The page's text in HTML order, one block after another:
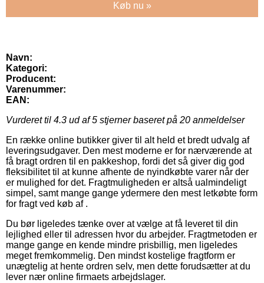
Køb nu »
Navn:
Kategori:
Producent:
Varenummer:
EAN:
Vurderet til 4.3 ud af 5 stjerner baseret på 20 anmeldelser
En række online butikker giver til alt held et bredt udvalg af
leveringsudgaver. Den mest moderne er for nærværende at
få bragt ordren til en pakkeshop, fordi det så giver dig god
fleksibilitet til at kunne afhente de nyindkøbte varer når der
er mulighed for det. Fragtmuligheden er altså ualmindeligt
simpel, samt mange gange ydermere den mest letkøbte form
for fragt ved køb af .
Du bør ligeledes tænke over at vælge at få leveret til din
lejlighed eller til adressen hvor du arbejder. Fragtmetoden er
mange gange en kende mindre prisbillig, men ligeledes
meget fremkommelig. Den mindst kostelige fragtform er
unægtelig at hente ordren selv, men dette forudsætter at du
lever nær online firmaets arbejdslager.